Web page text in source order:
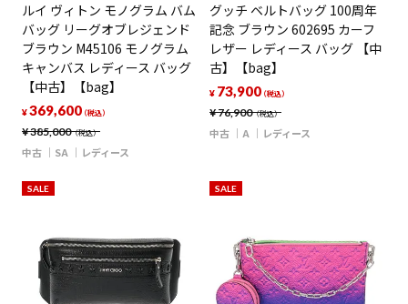
ルイ ヴィトン モノグラム バム
バッグ リーグオブレジェンド
ブラウン M45106 モノグラム
キャンバス レディース バッグ
【中古】【bag】
¥385,000（税込）
¥369,600（税込）
中古 SA レディース
グッチ ベルトバッグ 100周年
記念 ブラウン 602695 カーフ
レザー レディース バッグ 【中
古】【bag】
¥76,900（税込）
¥ 73,900（税込）
中古 A レディース
SALE SALE